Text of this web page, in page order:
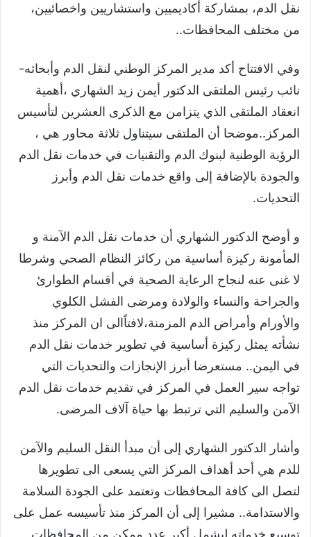
نقل الدم، بمشاركة أكاديميين واستشاريين واخصائيين،
من مختلف المحافظات..
وفي الافتتاح أكد مدير المركز الوطني لنقل الدم وأبحاثه-
نائب رئيس الملتقى الدكتور أيمن زيد الشهاري ،أهمية
انعقاد الملتقى الذي يتزامن مع الذكرى العشرين لتأسيس
المركز..موضحا أن الملتقى سيتناول ثلاثة محاور هي ،
الرؤية الوطنية لبنوك الدم والتقنيات في خدمات نقل الدم
والجودة بالإضافة إلى واقع خدمات نقل الدم وأبرز
التحديات.
و أوضح الدكتور الشهاري أن خدمات نقل الدم الآمنة و
المأمونة ركيزة أساسية من ركائز النظام الصحي وشرطا
لا غنى عنه لنجاح الرعاية الصحية في أقسام الطوارئ
والجراحة والنساء والولادة ومرضى الفشل الكلوي
والأورام وأمراض الدم المزمنة،لافتاًالى ان المركز منذ
نشأته يمثل ركيزة أساسية في تطوير خدمات نقل الدم
في اليمن.. مستعرضا أبرز الإنجازات والتحديات التي
تواجه سير العمل في المركز في تقديم خدمات نقل الدم
الآمن والسليم التي ترتبط بها حياة آلاف المرضى.
وأشار الدكتور الشهاري إلى أن مبدأ النقل السليم والآمن
للدم هي أحد أهداف المركز التي يسعى الى تطويرها
لتصل الى كافة المحافظات وتعتمد على الجودة السلامة
والاستدامة.. مشيرا إلى أن المركز منذ تأسيسه عمل على
توسيع خدماته ليشمل أكبر عدد ممكن من المحافظات